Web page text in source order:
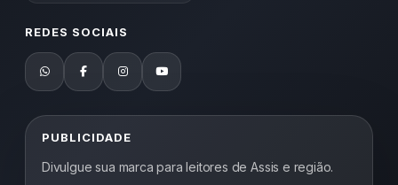
REDES SOCIAIS
PUBLICIDADE
Divulgue sua marca para leitores de Assis e região.